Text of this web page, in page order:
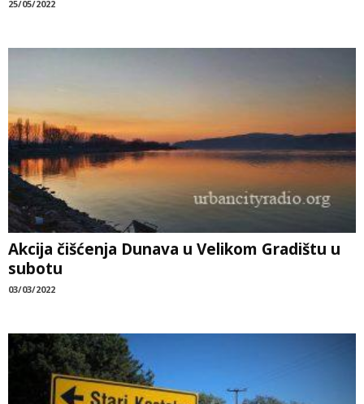
25/05/2022
Akcija čišćenja Dunava u Velikom Gradištu u
subotu
03/03/2022